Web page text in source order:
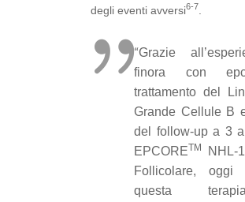
degli eventi avversi6-7
“Grazie
finora con
trattamento del
Grande Cellule B
del follow-up a 3
EPCORETM
NHL-
Follicolare, oggi
questa